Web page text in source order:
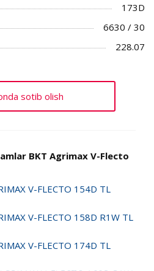
173D
6630 / 30
228.07
sotib olish
BKT Agrimax V-Flecto
V-FLECTO 154D TL
V-FLECTO 158D R1W TL
V-FLECTO 174D TL